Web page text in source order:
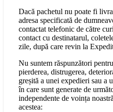
Dacă pachetul nu poate fi
adresa specificată de
contactat telefonic de către
contact cu destinatarul,
zile, după care revin la
Nu suntem răspunzători
pierderea, distrugerea,
greșită a unei expedieri sau a
în care sunt generate de
independente de voința
acestea: